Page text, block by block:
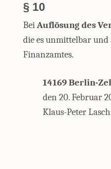
§ 10
BeiAuflösung des
die es unmittelbar und
Finanzamtes.
14169 Berlin-
den 20. Februar
Klaus-Peter